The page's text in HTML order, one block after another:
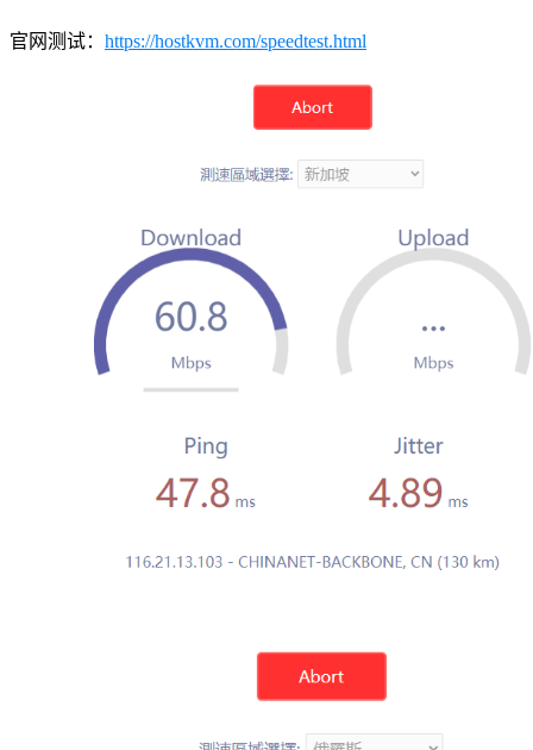
官网测试： https://hostkvm.com/speedtest.html